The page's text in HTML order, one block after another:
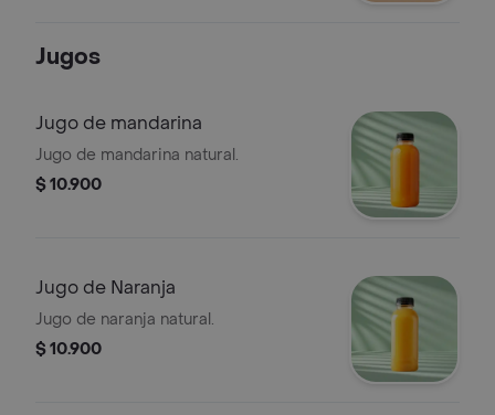
Jugos
Jugo de mandarina
Jugo de mandarina natural.
$ 10.900
Jugo de Naranja
Jugo de naranja natural.
$ 10.900